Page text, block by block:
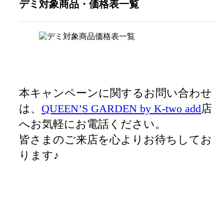
デミ対象商品 ・価格表一覧
本キャンペーンに関するお問い合わせ
は、 QUEEN’S GARDEN by K-two add店
へお気軽にお電話ください。
皆さまのご来店を心よりお待ちしてお
ります♪